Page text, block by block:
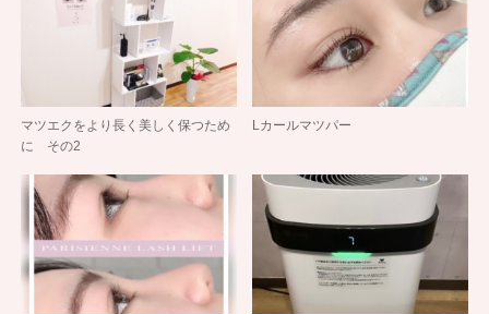
マツエクをより長く美しく保つため
に その2
Lカールマツパー